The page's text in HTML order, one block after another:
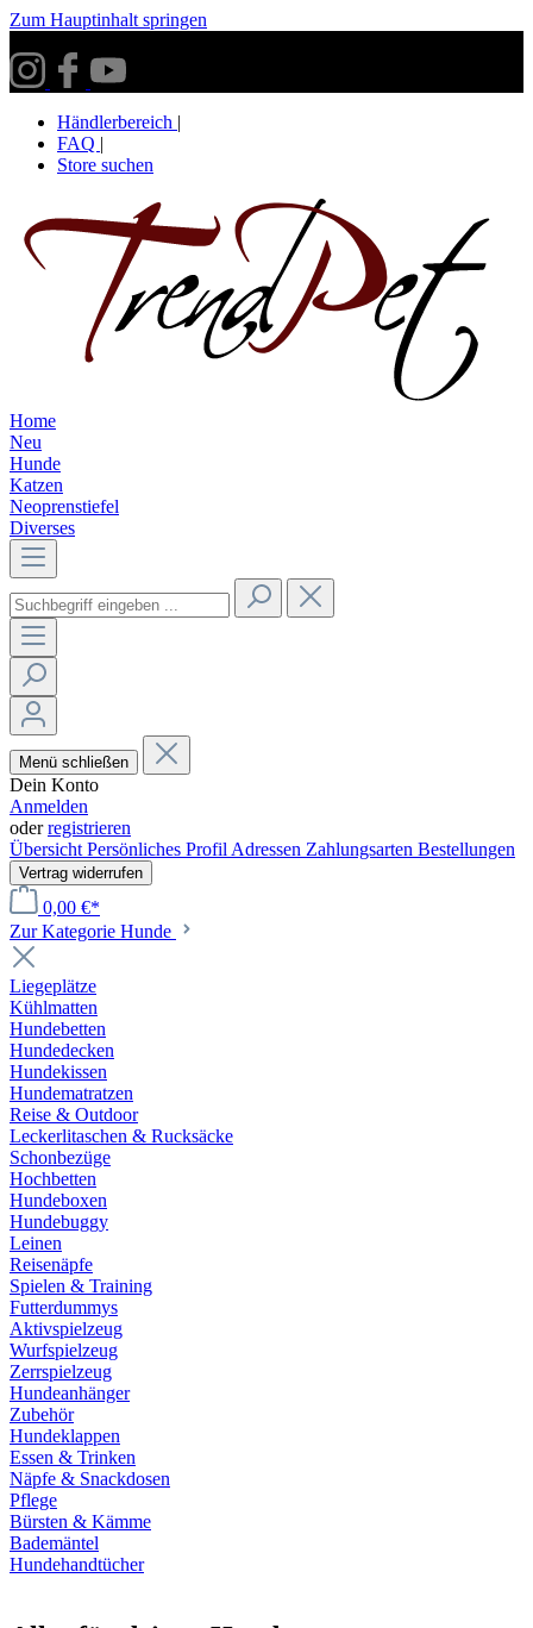
Zum Hauptinhalt springen
Händlerbereich |
FAQ |
Store suchen
Home
Neu
Hunde
Katzen
Neoprenstiefel
Diverses
Menü schließen
Dein Konto
Anmelden
oderregistrieren
Übersicht Persönliches Profil Adressen Zahlungsarten Bestellungen
Vertrag widerrufen
0,00 €*
Zur Kategorie Hunde
Liegeplätze
Kühlmatten
Hundebetten
Hundedecken
Hundekissen
Hundematratzen
Reise & Outdoor
Leckerlitaschen & Rucksäcke
Schonbezüge
Hochbetten
Hundeboxen
Hundebuggy
Leinen
Reisenäpfe
Spielen & Training
Futterdummys
Aktivspielzeug
Wurfspielzeug
Zerrspielzeug
Hundeanhänger
Zubehör
Hundeklappen
Essen & Trinken
Näpfe & Snackdosen
Pflege
Bürsten & Kämme
Bademäntel
Hundehandtücher